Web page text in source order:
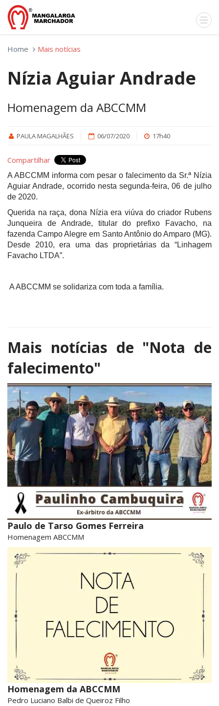
Home Mais notícias
Nízia Aguiar Andrade
Homenagem da ABCCMM
PAULA MAGALHÃES 06/07/2020 17h40
Compartilhar
A ABCCMM informa com pesar o falecimento da Sr.ª Nízia
Aguiar Andrade, ocorrido nesta segunda-feira, 06 de julho
de 2020.
Querida na raça, dona Nízia era viúva do criador Rubens
Junqueira de Andrade, titular do prefixo Favacho, na
fazenda Campo Alegre em Santo Antônio do Amparo (MG).
Desde 2010, era uma das proprietárias da “Linhagem
Favacho LTDA”.
A ABCCMM se solidariza com toda a família.
Mais notícias de "Nota de
falecimento"
Paulo de Tarso Gomes Ferreira
Homenagem ABCCMM
Homenagem da ABCCMM
Pedro Luciano Balbi de Queiroz Filho